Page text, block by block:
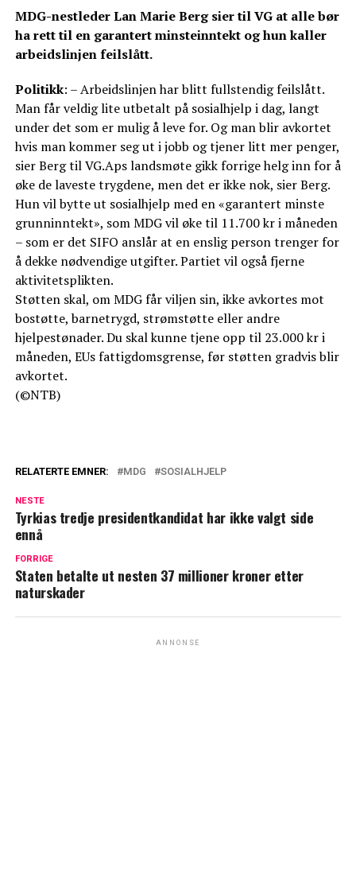
MDG-nestleder Lan Marie Berg sier til VG at alle bør
ha rett til en garantert minsteinntekt og hun kaller
arbeidslinjen feilslått.
Politikk: – Arbeidslinjen har blitt fullstendig feilslått.
Man får veldig lite utbetalt på sosialhjelp i dag, langt
under det som er mulig å leve for. Og man blir avkortet
hvis man kommer seg ut i jobb og tjener litt mer penger,
sier Berg til VG.Aps landsmøte gikk forrige helg inn for å
øke de laveste trygdene, men det er ikke nok, sier Berg.
Hun vil bytte ut sosialhjelp med en «garantert minste
grunninntekt», som MDG vil øke til 11.700 kr i måneden
– som er det SIFO anslår at en enslig person trenger for
å dekke nødvendige utgifter. Partiet vil også fjerne
aktivitetsplikten.
Støtten skal, om MDG får viljen sin, ikke avkortes mot
bostøtte, barnetrygd, strømstøtte eller andre
hjelpestønader. Du skal kunne tjene opp til 23.000 kr i
måneden, EUs fattigdomsgrense, før støtten gradvis blir
avkortet.
(©NTB)
RELATERTE EMNER: MDG SOSIALHJELP
NESTE
Tyrkias tredje presidentkandidat har ikke valgt side
ennå
FORRIGE
Staten betalte ut nesten 37 millioner kroner etter
naturskader
ANNONSE